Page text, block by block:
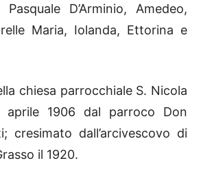
D’Arminio, Amedeo,
Maria, Iolanda, Ettorina e
chiesa parrocchiale S. Nicola
aprile 1906 dal parroco Don
cresimato dall’arcivescovo di
il 1920.